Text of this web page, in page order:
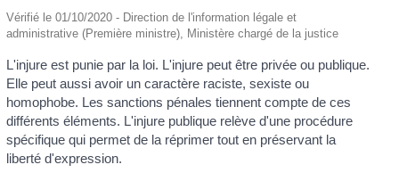
Vérifié le 01/10/2020 - Direction de l'information légale et
administrative (Première ministre), Ministère chargé de la justice
L'injure est punie par la loi. L'injure peut être privée ou publique.
Elle peut aussi avoir un caractère raciste, sexiste ou
homophobe. Les sanctions pénales tiennent compte de ces
différents éléments. L'injure publique relève d'une procédure
spécifique qui permet de la réprimer tout en préservant la
liberté d'expression.